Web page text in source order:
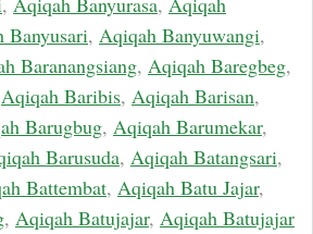
Banyusari, Aqiqah Banyuwangi,
Baranangsiang, Aqiqah Baregbeg,
Aqiqah Baribis, Aqiqah Barisan,
Barugbug, Aqiqah Barumekar,
Barusuda, Aqiqah Batangsari,
Battembat, Aqiqah Batu Jajar,
, Aqiqah Batujajar, Aqiqah Batujajar